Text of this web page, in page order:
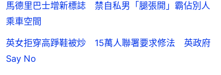
馬德里巴士增新標誌 禁自私男「腿張開」霸佔別人
乘車空間
英女拒穿高踭鞋被炒 15萬人聯署要求修法 英政府
Say No